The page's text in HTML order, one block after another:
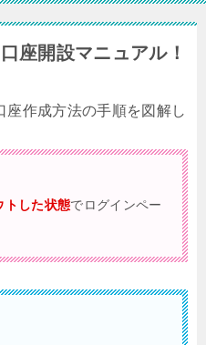
座開設マニュアル！
作成方法の手順を図解し
トした状態でログインペー